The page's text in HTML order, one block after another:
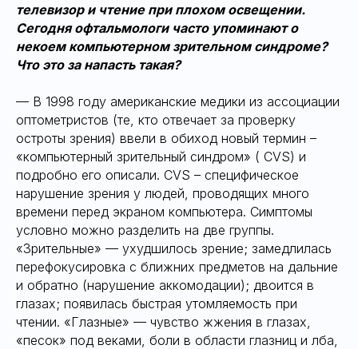
телевизор и чтение при плохом освещении.
Сегодня офтальмологи часто упоминают о
некоем компьютерном зрительном синдроме?
Что это за напасть такая?
— В 1998 году американские медики из ассоциации
оптометристов (те, кто отвечает за проверку
остроты зрения) ввели в обиход новый термин –
«компьютерный зрительный синдром» ( CVS) и
подробно его описали. CVS – специфическое
нарушение зрения у людей, проводящих много
времени перед экраном компьютера. Симптомы
условно можно разделить на две группы.
«Зрительные» — ухудшилось зрение; замедлилась
перефокусировка с ближних предметов на дальние
и обратно (нарушение аккомодации); двоится в
глазах; появилась быстрая утомляемость при
чтении. «Глазные» — чувство жжения в глазах,
«песок» под веками, боли в области глазниц и лба,